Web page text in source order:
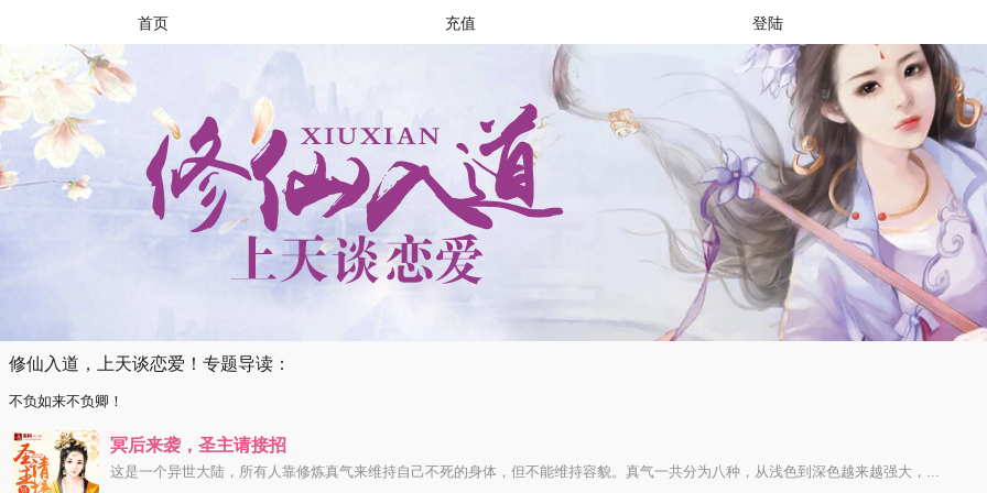
首页 充值 登陆
修仙入道，上天谈恋爱！专题导读：
不负如来不负卿！
冥后来袭，圣主请接招
这是一个异世大陆，所有人靠修炼真气来维持自己不死的身体，但不能维持容貌。真气一共分为八种，从浅色到深色越来越强大，...